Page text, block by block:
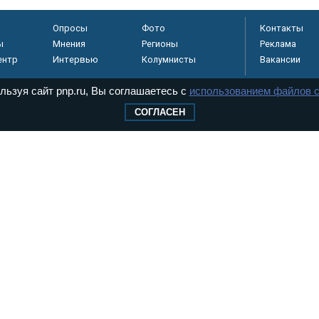
Опросы
Фото
Мнения
Регионы
Интервью Колумнисты
Контакты
Реклама
Вакансии
и
сайт pnp.ru, Вы соглашаетесь с использованием файлов
СОГЛАСЕН